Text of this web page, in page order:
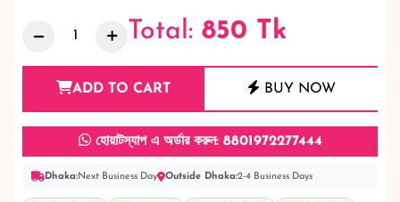
Total: 850 Tk
ADD TO CART BUY NOW
হোয়াটস্যাপ এ অর্ডার করুন: 8801972277444
Dhaka:Next Business Day Outside Dhaka:2-4 Business Days